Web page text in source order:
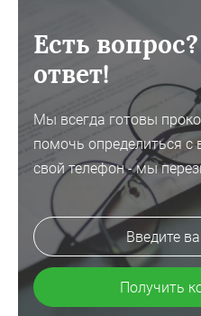
Есть
ответ!
Мы всегда готовы
помочь определиться с
свой телефон - мы
Получить